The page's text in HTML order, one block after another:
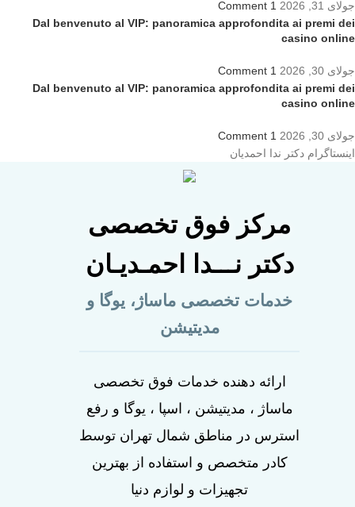
جولای 31, 2026
1 Comment
Dal benvenuto al VIP: panoramica approfondita ai premi dei
casino online
جولای 30, 2026
1 Comment
Dal benvenuto al VIP: panoramica approfondita ai premi dei
casino online
جولای 30, 2026
1 Comment
اینستاگرام دکتر ندا احمدیان
مرکز فوق تخصصی
دکتر نـــدا احمـدیـان
خدمات تخصصی ماساژ، یوگا و
مدیتیشن
ارائه دهنده خدمات فوق تخصصی
ماساژ ، مدیتیشن ، اسپا ، یوگا و رفع
استرس در مناطق شمال تهران توسط
کادر متخصص و استفاده از بهترین
تجهیزات و لوازم دنیا